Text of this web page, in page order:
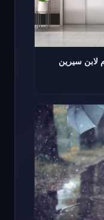
لابن سيرين